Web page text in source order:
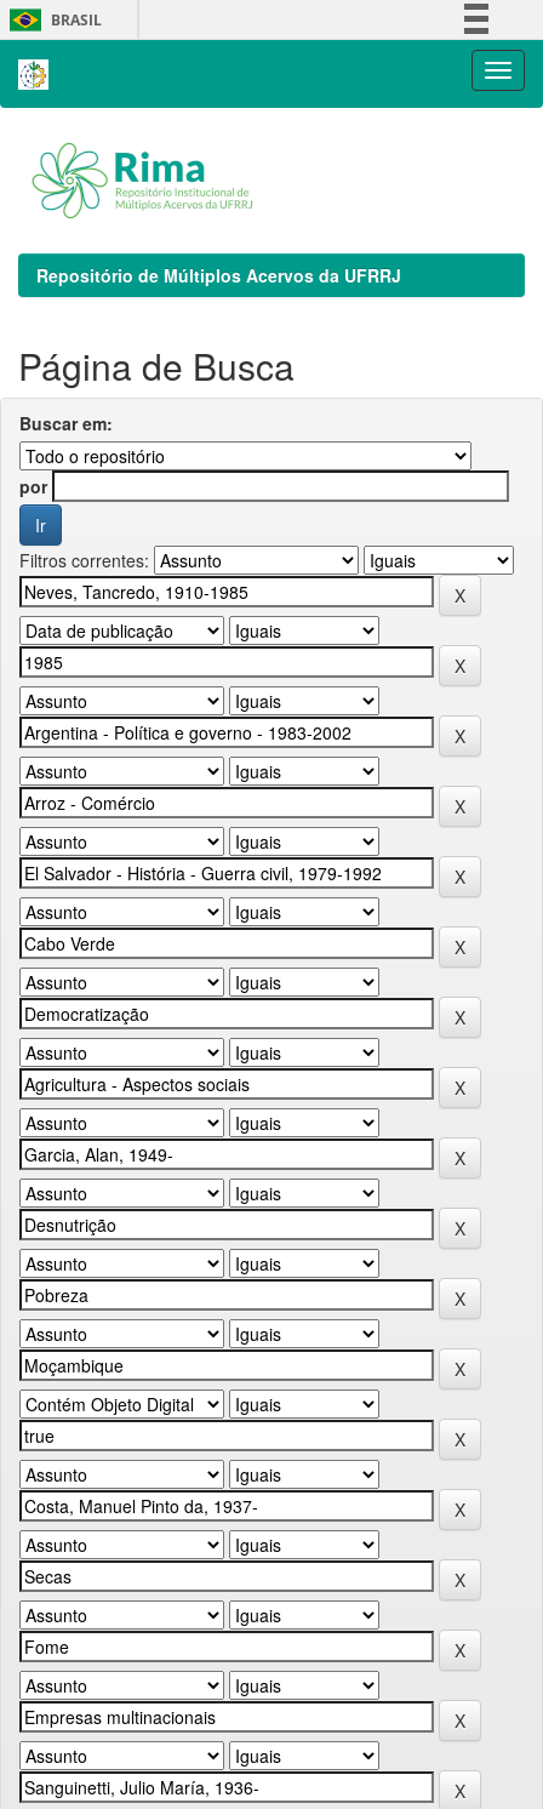
Skip
navigation
BRASIL
Repositório de Múltiplos Acervos da UFRRJ
Página de Busca
Buscar em:
por
Filtros correntes: